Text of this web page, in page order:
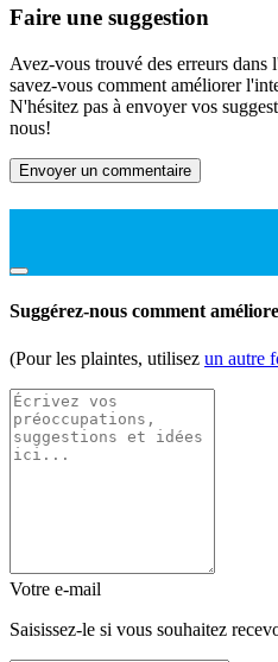
Faire une suggestion
Avez-vous trouvé des erreurs dans
savez-vous comment améliorer
N'hésitez pas à envoyer vos
nous!
Envoyer un commentaire
Suggérez-nous comment
(Pour les plaintes, utilisez un autre
Votre e-mail
Saisissez-le si vous souhaitez